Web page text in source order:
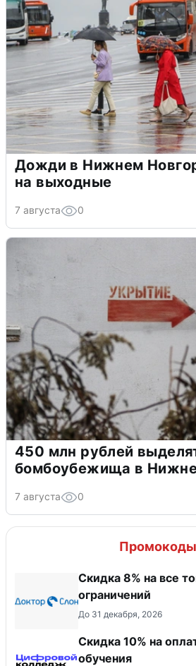
Дожди в Нижнем
на выходные
7 августа 0
450 млн рублей
бомбоубежища в
7 августа 0
Промокоды
​Скидка 8% на все
ограничений
До 31 декабря, 2026
Скидка 10% на
обучения